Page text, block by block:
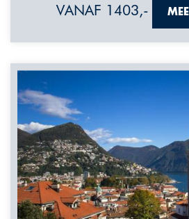
VANAF 1403,-